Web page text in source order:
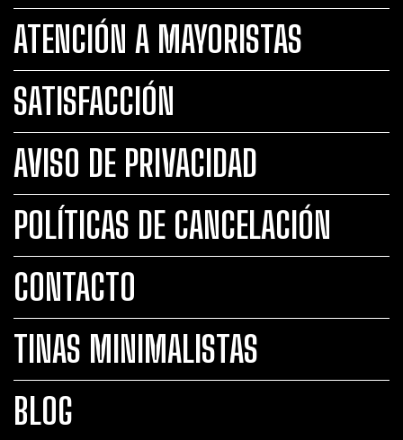
ATENCIÓN A MAYORISTAS
SATISFACCIÓN
AVISO DE PRIVACIDAD
POLÍTICAS DE CANCELACIÓN
CONTACTO
TINAS MINIMALISTAS
BLOG